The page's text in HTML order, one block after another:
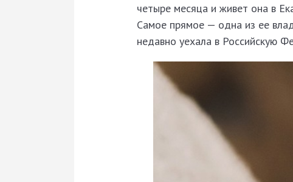
четыре месяца и живет она в
Самое прямое — одна из ее
недавно уехала в Российскую